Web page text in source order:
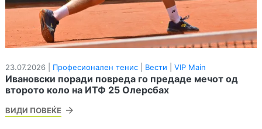
23.07.2026 | Професионален тенис Вести VIP Main
Ивановски поради повреда го предаде мечот од
второто коло на ИТФ 25 Олерсбах
ВИДИ ПОВЕЌЕ